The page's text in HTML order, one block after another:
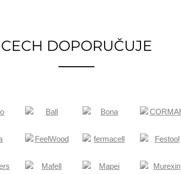
CECH DOPORUČUJE